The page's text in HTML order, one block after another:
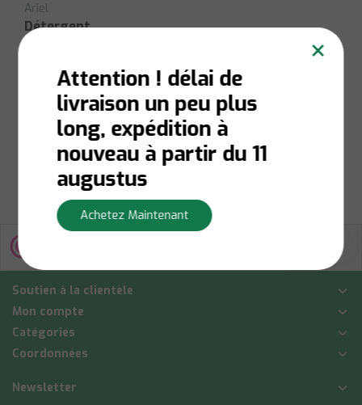
Ariel
Détergent
Niet op voorraad:
Contactez-nous pour la
disponibilité du stock
Afficher
Soutien à la clientèle
Mon compte
Catégories
Coordonnées
Newsletter
×
Attention ! délai de
livraison un peu plus
long, expédition à
nouveau à partir du 11
augustus
Achetez Maintenant